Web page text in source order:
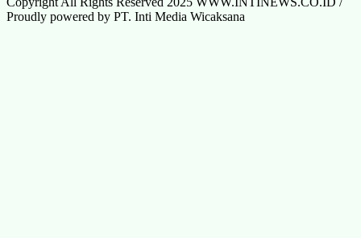
Proudly powered by PT. Inti Media Wicaksana